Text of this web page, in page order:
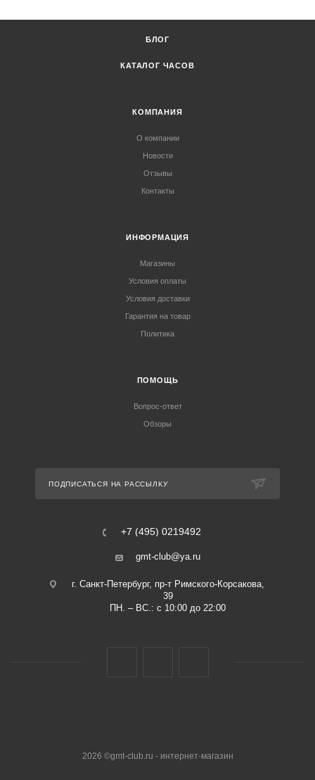
БЛОГ
КАТАЛОГ ЧАСОВ
КОМПАНИЯ
О компании
Новости
Отзывы
Контакты
ИНФОРМАЦИЯ
Магазины
Условия оплаты
Условия доставки
Гарантия на товар
Политика
ПОМОЩЬ
Вопрос-ответ
Обзоры
ПОДПИСАТЬСЯ НА РАССЫЛКУ
+7 (495) 0219492
gmt-club@ya.ru
г. Санкт-Петербург, пр-т Римского-Корсакова,
39
ПН. – ВС.: с 10:00 до 22:00
2026 ©gmt-club.ru - интернет-магазин